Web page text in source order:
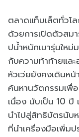
ตลาดแท็บเล็ตทั่วโ
ด้วยการเปิดตัวสม
ปน้ำหนักเบารุ่นให
กับความท้าท้ายแล
หัวเว่ยยังคงเดินห
ค้นหานวัตกรรมเ
เนื่อง นับเป็น 10 ปี
นำไปสู่สิทธิบัตรนับ
ที่นำเครื่องมือเพิ่ม